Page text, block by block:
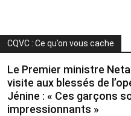
CQVC : Ce qu’on vous cache
Le Premier ministre
visite aux blessés de
Jénine : « Ces garçons
impressionnants »